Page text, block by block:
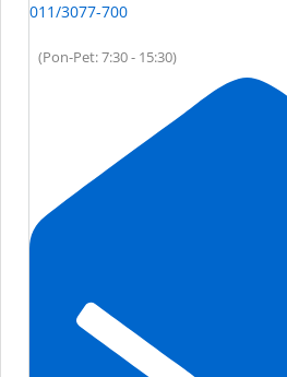
011/3077-700
(Pon-Pet: 7:30 - 15:30)